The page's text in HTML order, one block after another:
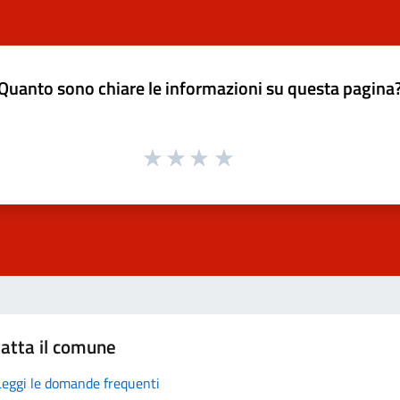
sono chiare le informazioni su questa
il comune
le domande frequenti